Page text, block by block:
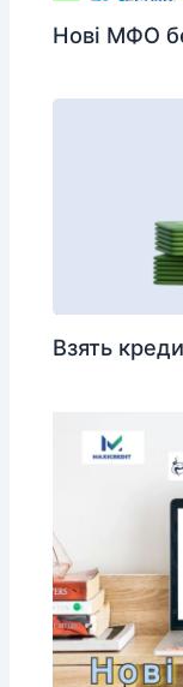
Нові МФО
Взять